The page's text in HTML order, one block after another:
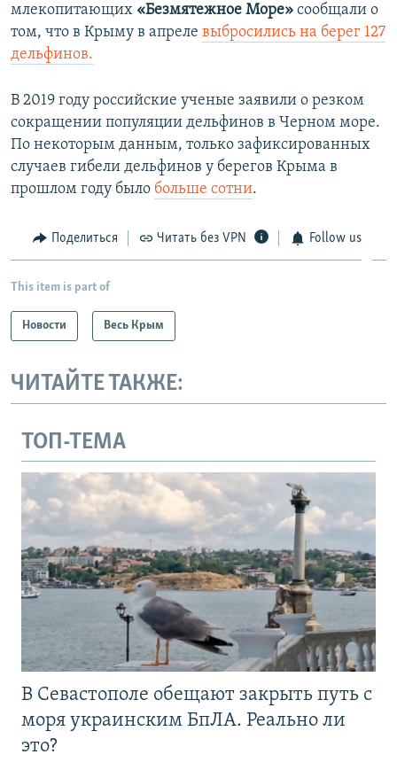
млекопитающих «Безмятежное Море» сообщали о
том, что в Крыму в апреле выбросились на берег 127
дельфинов.
В 2019 году российские ученые заявили о резком
сокращении популяции дельфинов в Черном море.
По некоторым данным, только зафиксированных
случаев гибели дельфинов у берегов Крыма в
прошлом году было больше сотни.
Поделиться Читать без VPN Follow us
This item is part of
Новости Весь Крым
ЧИТАЙТЕ ТАКЖЕ:
ТОП-ТЕМА
В Севастополе обещают закрыть путь с
моря украинским БпЛА. Реально ли
это?